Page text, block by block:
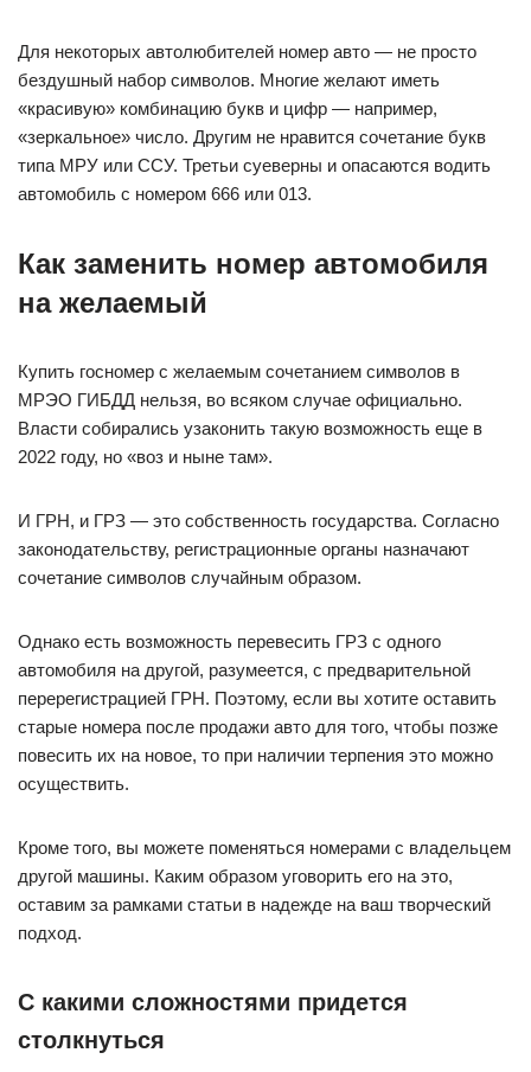
Для некоторых автолюбителей номер авто — не просто
бездушный набор символов. Многие желают иметь
«красивую» комбинацию букв и цифр — например,
«зеркальное» число. Другим не нравится сочетание букв
типа МРУ или ССУ. Третьи суеверны и опасаются водить
автомобиль с номером 666 или 013.
Как заменить номер автомобиля
на желаемый
Купить госномер с желаемым сочетанием символов в
МРЭО ГИБДД нельзя, во всяком случае официально.
Власти собирались узаконить такую возможность еще в
2022 году, но «воз и ныне там».
И ГРН, и ГРЗ — это собственность государства. Согласно
законодательству, регистрационные органы назначают
сочетание символов случайным образом.
Однако есть возможность перевесить ГРЗ с одного
автомобиля на другой, разумеется, с предварительной
перерегистрацией ГРН. Поэтому, если вы хотите оставить
старые номера после продажи авто для того, чтобы позже
повесить их на новое, то при наличии терпения это можно
осуществить.
Кроме того, вы можете поменяться номерами с владельцем
другой машины. Каким образом уговорить его на это,
оставим за рамками статьи в надежде на ваш творческий
подход.
С какими сложностями придется
столкнуться